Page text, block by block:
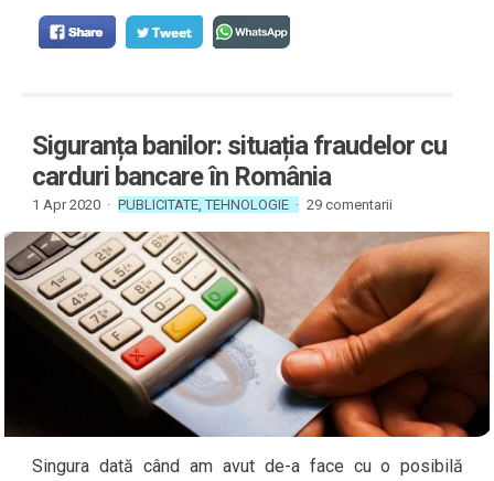
Siguranța banilor: situația fraudelor cu
carduri bancare în România
1 Apr 2020 · PUBLICITATE ,TEHNOLOGIE · 29 comentarii
Singura dată când am avut de-a face cu o posibilă